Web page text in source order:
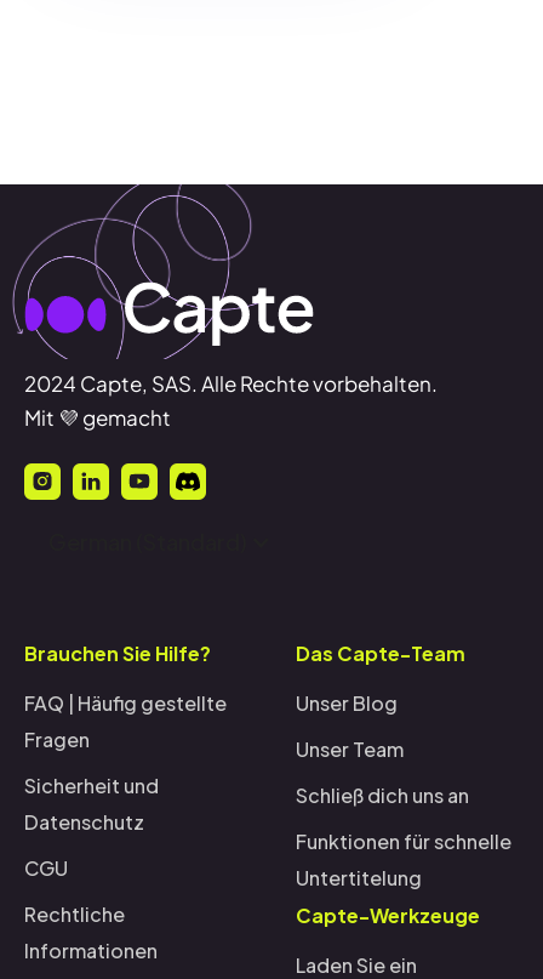
2024 Capte, SAS. Alle Rechte vorbehalten.
Mit 💜 gemacht
Brauchen Sie Hilfe?
FAQ | Häufig gestellte
Fragen
Sicherheit und
Datenschutz
CGU
Rechtliche
Informationen
Das Capte-Team
Unser Blog
Unser Team
Schließ dich uns an
Funktionen für schnelle
Untertitelung
Capte-Werkzeuge
Laden Sie ein